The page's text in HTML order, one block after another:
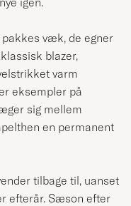
væk, de egner
blazer,
varm
eksempler på
sig mellem
en permanent
tilbage til, uanset
efterår. Sæson efter